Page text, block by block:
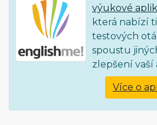
výukové
která nabízí
testových
spoustu
zlepšení vaší
Více o